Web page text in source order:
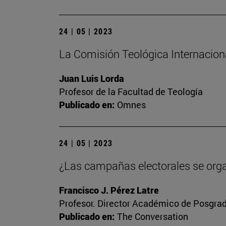
24 | 05 | 2023
La Comisión Teológica
Juan Luis Lorda
Profesor de la Facultad de Teología
Publicado en: Omnes
24 | 05 | 2023
¿Las campañas electorales se
Francisco J. Pérez Latre
Profesor. Director Académico de
Publicado en: The Conversation